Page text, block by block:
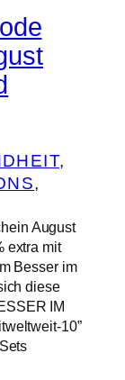
August
extra mit
Besser im
diese
IM
10”